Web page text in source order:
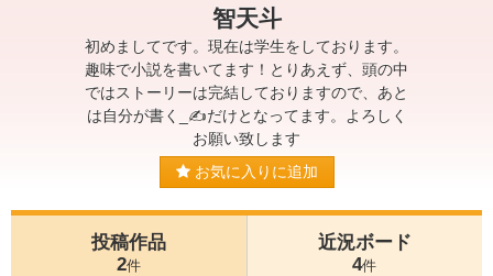
智天斗
初めましてです。現在は学生をしております。
趣味で小説を書いてます！とりあえず、頭の中
ではストーリーは完結しておりますので、あと
は自分が書く_✍ だけとなってます。よろしく
お願い致します
お気に入りに追加
投稿作品
2件
近況ボード
4件